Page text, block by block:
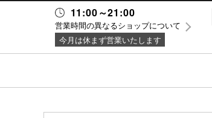
11:00～21:00
営業時間の異なるショップについて
今月は休まず営業いたします